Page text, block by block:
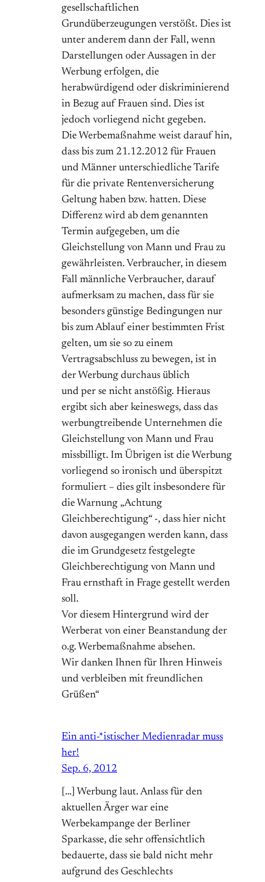
gesellschaftlichen
Grundüberzeugungen verstößt. Dies ist
unter anderem dann der Fall, wenn
Darstellungen oder Aussagen in der
Werbung erfolgen, die
herabwürdigend oder diskriminierend
in Bezug auf Frauen sind. Dies ist
jedoch vorliegend nicht gegeben.
Die Werbemaßnahme weist darauf hin,
dass bis zum 21.12.2012 für Frauen
und Männer unterschiedliche Tarife
für die private Rentenversicherung
Geltung haben bzw. hatten. Diese
Differenz wird ab dem genannten
Termin aufgegeben, um die
Gleichstellung von Mann und Frau zu
gewährleisten. Verbraucher, in diesem
Fall männliche Verbraucher, darauf
aufmerksam zu machen, dass für sie
besonders günstige Bedingungen nur
bis zum Ablauf einer bestimmten Frist
gelten, um sie so zu einem
Vertragsabschluss zu bewegen, ist in
der Werbung durchaus üblich
und per se nicht anstößig. Hieraus
ergibt sich aber keineswegs, dass das
werbungtreibende Unternehmen die
Gleichstellung von Mann und Frau
missbilligt. Im Übrigen ist die Werbung
vorliegend so ironisch und überspitzt
formuliert – dies gilt insbesondere für
die Warnung „Achtung
Gleichberechtigung“ -, dass hier nicht
davon ausgegangen werden kann, dass
die im Grundgesetz festgelegte
Gleichberechtigung von Mann und
Frau ernsthaft in Frage gestellt werden
soll.
Vor diesem Hintergrund wird der
Werberat von einer Beanstandung der
o.g. Werbemaßnahme absehen.
Wir danken Ihnen für Ihren Hinweis
und verbleiben mit freundlichen
Grüßen“
Ein anti-*istischer Medienradar muss
her!
Sep. 6, 2012
[…] Werbung laut. Anlass für den
aktuellen Ärger war eine
Werbekampange der Berliner
Sparkasse, die sehr offensichtlich
bedauerte, dass sie bald nicht mehr
aufgrund des Geschlechts